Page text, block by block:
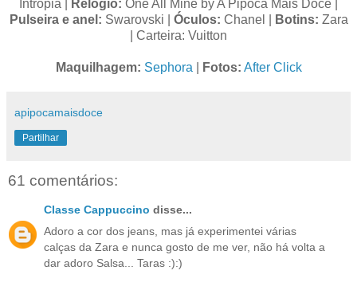
Intropia | Relógio: One All Mine by A Pipoca Mais Doce |
Pulseira e anel: Swarovski | Óculos: Chanel | Botins: Zara
| Carteira: Vuitton
Maquilhagem: Sephora| Fotos: After Click
apipocamaisdoce
Partilhar
61 comentários:
Classe Cappuccino disse...
Adoro a cor dos jeans, mas já experimentei várias
calças da Zara e nunca gosto de me ver, não há volta a
dar adoro Salsa... Taras :):)